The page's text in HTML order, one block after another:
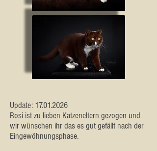
Update: 17.01.2026
Rosi ist zu lieben Katzeneltern gezogen und
wir wünschen ihr das es gut gefällt nach der
Eingewöhnungsphase.